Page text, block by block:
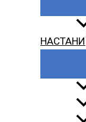
НАСТАНИ